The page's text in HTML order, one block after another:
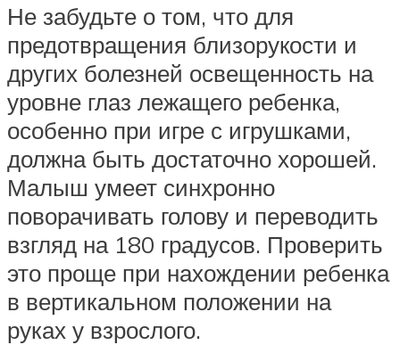
Не забудьте о том, что для
предотвращения близорукости и
других болезней освещенность на
уровне глаз лежащего ребенка,
особенно при игре с игрушками,
должна быть достаточно хорошей.
Малыш умеет синхронно
поворачивать голову и переводить
взгляд на 180 градусов. Проверить
это проще при нахождении ребенка
в вертикальном положении на
руках у взрослого.